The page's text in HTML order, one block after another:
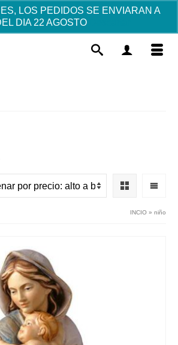
LOS PEDIDOS SE ENVIARAN A
DIA 22 AGOSTO
Ordenado
INCIO » niño
Pulsera con charm Angelito -
blanca
AÑADIR